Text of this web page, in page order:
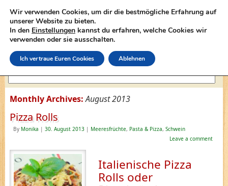
lasagne-rezepte.net
Monthly Archives:August 2013
Pizza Rolls
By Monika | 30. August 2013 | Meeresfrüchte, Pasta & Pizza, Schwein
Leave a comment
Italienische Pizza
Rolls oder
Wir verwenden Cookies, um dir die bestmögliche Erfahrung auf
unserer Website zu bieten.
In den Einstellungen kannst du erfahren, welche Cookies wir
verwenden oder sie ausschalten.
Ich vertraue Euren Cookies Ablehnen